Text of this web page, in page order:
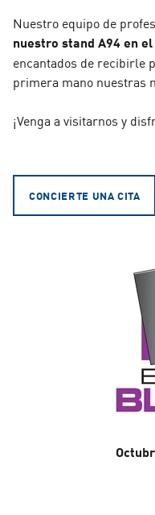
Nuestro equipo de
nuestro stand A94 en el
encantados de recibirle
primera mano nuestras
¡Venga a visitarnos y
CONCIERTE UNA CITA